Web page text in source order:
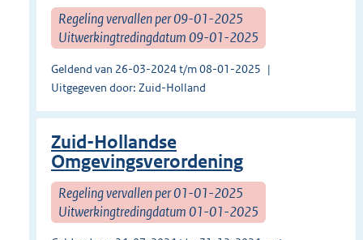
Regeling vervallen per 09-01-2025
Uitwerkingtredingdatum 09-01-2025
Geldend van 26-03-2024 t/m 08-01-2025
Uitgegeven door: Zuid-Holland
Zuid-Hollandse
Omgevingsverordening
Regeling vervallen per 01-01-2025
Uitwerkingtredingdatum 01-01-2025